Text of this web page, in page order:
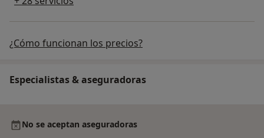
¿Cómo funcionan los precios?
Especialistas & aseguradoras
No se aceptan aseguradoras